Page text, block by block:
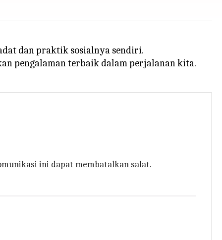
dan praktik sosialnya sendiri.
pengalaman terbaik dalam perjalanan kita.
ini dapat membatalkan salat.